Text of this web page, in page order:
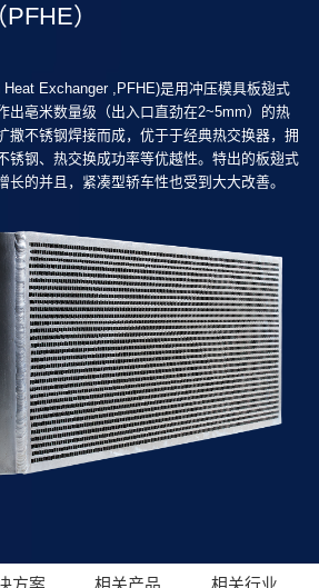
）
Exchanger ,PFHE)是用冲压模具板翅式
出亳米数量级（出入口直劲在2~5mm）的热
撒不锈钢焊接而成，优于于经典热交换器，拥
锈钢、热交换成功率等优越性。特出的板翅式
长的并且，紧凑型轿车性也受到大大改善。
方案 相关产品 相关行业